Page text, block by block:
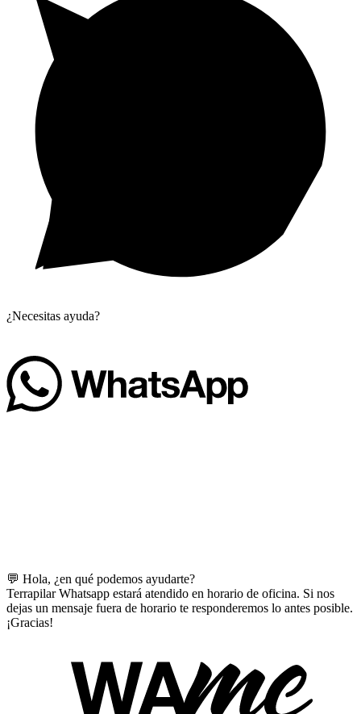
¿Necesitas ayuda?
💬 Hola, ¿en qué podemos ayudarte?
Terrapilar Whatsapp estará atendido en horario de oficina. Si nos
dejas un mensaje fuera de horario te responderemos lo antes posible.
¡Gracias!